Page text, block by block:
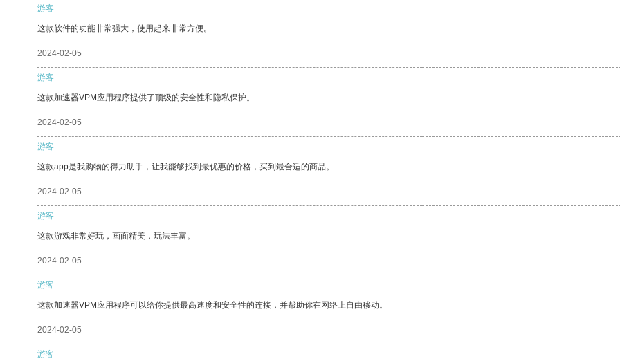
游客
这款软件的功能非常强大，使用起来非常方便。
2024-02-05
游客
这款加速器VPM应用程序提供了顶级的安全性和隐私保护。
2024-02-05
游客
这款app是我购物的得力助手，让我能够找到最优惠的价格，买到最合适的商品。
2024-02-05
游客
这款游戏非常好玩，画面精美，玩法丰富。
2024-02-05
游客
这款加速器VPM应用程序可以给你提供最高速度和安全性的连接，并帮助你在网络上自由移动。
2024-02-05
游客